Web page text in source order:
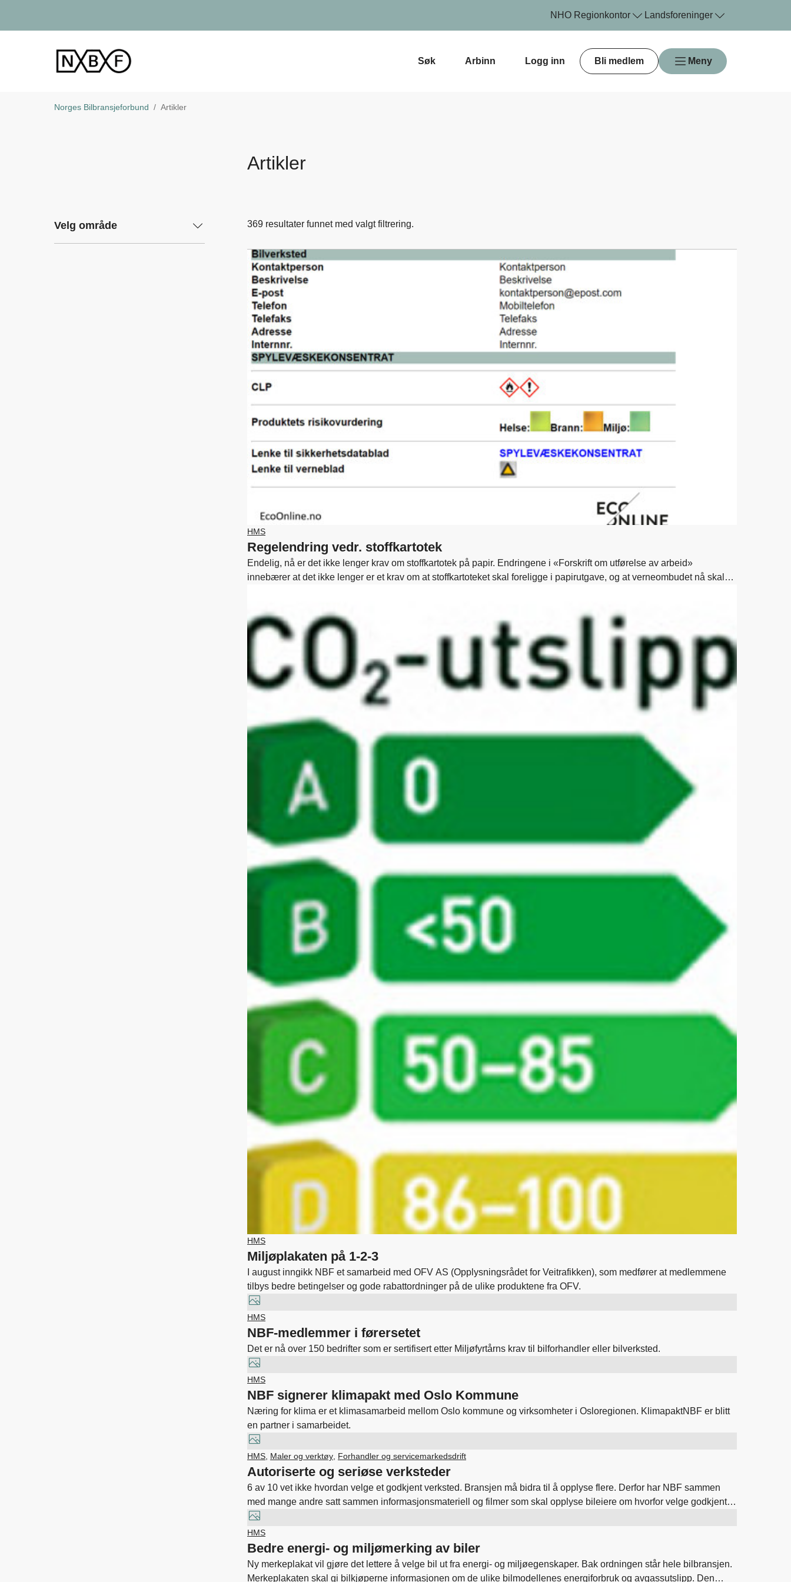
NHO Regionkontor Landsforeninger
Søk Arbinn Logg inn Bli medlem Meny
Norges Bilbransjeforbund Artikler
Artikler
Velg område 369 resultater funnet med valgt filtrering.
HMS
Regelendring vedr. stoffkartotek
Endelig, nå er det ikke lenger krav om stoffkartotek på papir. Endringene i «Forskrift om utførelse av arbeid»
innebærer at det ikke lenger er et krav om at stoffkartoteket skal foreligge i papirutgave, og at verneombudet nå skal
HMS
Miljøplakaten på 1-2-3
I august inngikk NBF et samarbeid med OFV AS (Opplysningsrådet for Veitrafikken), som medfører at medlemmene
tilbys bedre betingelser og gode rabattordninger på de ulike produktene fra OFV.
HMS
NBF-medlemmer i førersetet
Det er nå over 150 bedrifter som er sertifisert etter Miljøfyrtårns krav til bilforhandler eller bilverksted.
HMS
NBF signerer klimapakt med Oslo Kommune
Næring for klima er et klimasamarbeid mellom Oslo kommune og virksomheter i Osloregionen. KlimapaktNBF er blitt
en partner i samarbeidet.
HMS, Maler og verktøy, Forhandler og servicemarkedsdrift
Autoriserte og seriøse verksteder
6 av 10 vet ikke hvordan velge et godkjent verksted. Bransjen må bidra til å opplyse flere. Derfor har NBF sammen
med mange andre satt sammen informasjonsmateriell og filmer som skal opplyse bileiere om hvorfor velge godkjente
verksteder.
HMS
Bedre energi- og miljømerking av biler
Ny merkeplakat vil gjøre det lettere å velge bil ut fra energi- og miljøegenskaper. Bak ordningen står hele bilbransjen.
Merkeplakaten skal gi bilkjøperne informasjonen om de ulike bilmodellenes energiforbruk og avgassutslipp. Den